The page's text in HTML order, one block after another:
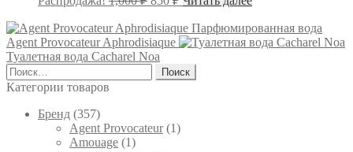
странице
составляла
1,000 ₽.
850 ₽.
Парфюмированная вода
Agent Provocateur Aphrodisiaque
Туалетная вода Cacharel Noa
Найти:
Категории товаров
Брeнд (357)
Agent Provocateur (1)
Amouage (1)